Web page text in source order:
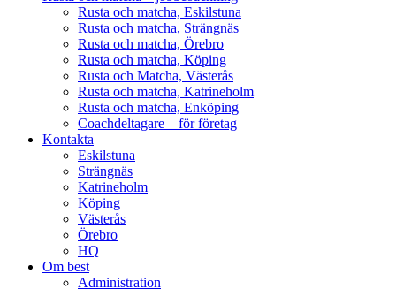
Rusta och matcha, Eskilstuna
Rusta och matcha, Strängnäs
Rusta och matcha, Örebro
Rusta och matcha, Köping
Rusta och Matcha, Västerås
Rusta och matcha, Katrineholm
Rusta och matcha, Enköping
Coachdeltagare – för företag
Kontakta
Eskilstuna
Strängnäs
Katrineholm
Köping
Västerås
Örebro
HQ
Om best
Administration